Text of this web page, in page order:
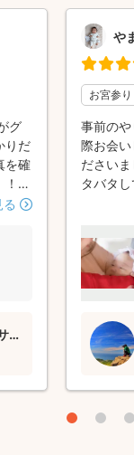
グ
りだ
を確
や
岩窪 正宏(イワクボ マサヒロ）
や
お宮参り
事前の
際お会い
ださい
タバタ
一つせ
真もとて
撮影する
友人や
ラファ